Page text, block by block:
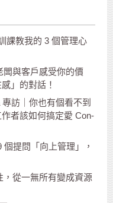
課教我的 3 個管理心
闆與客戶感受你的價
」的對話！
訪｜你也有個看不到
者該如何搞定愛 Con-
提問「向上管理」，
從一無所有變成資源